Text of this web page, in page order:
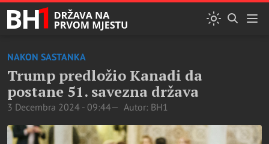
NAKON SASTANKA
Trump predložio Kanadi da
postane 51. savezna država
3 Decembra 2024 - 09:44 Autor: BH1